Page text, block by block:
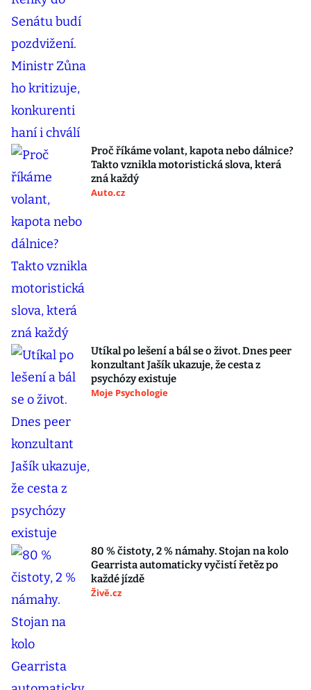
Proč říkáme volant, kapota nebo dálnice?
Takto vznikla motoristická slova, která
zná každý
Auto.cz
Utíkal po lešení a bál se o život. Dnes peer
konzultant Jašík ukazuje, že cesta z
psychózy existuje
Moje Psychologie
80 % čistoty, 2 % námahy. Stojan na kolo
Gearrista automaticky vyčistí řetěz po
každé jízdě
Živě.cz